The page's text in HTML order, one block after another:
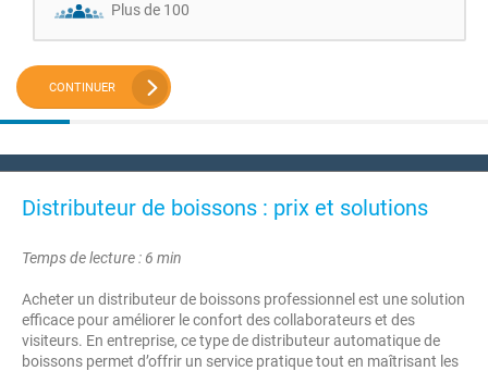
Plus de 100
CONTINUER
Distributeur de boissons : prix et solutions
Temps de lecture : 6 min
Acheter un distributeur de boissons professionnel est une solution
efficace pour améliorer le confort des collaborateurs et des
visiteurs. En entreprise, ce type de distributeur automatique de
boissons permet d’offrir un service pratique tout en maîtrisant les